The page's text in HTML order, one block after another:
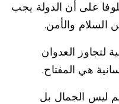
على أن الدولة يجب
السلام والأمن.
لتجاوز العدوان
هي المفتاح.
ليس الجمال بل